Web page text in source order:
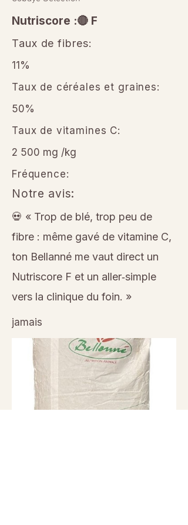
Nutriscore :🔴 F
Taux de fibres:
11%
Taux de céréales et graines:
50%
Taux de vitamines C:
2 500 mg /kg
Fréquence:
Notre avis:
💀 « Trop de blé, trop peu de
fibre : même gavé de vitamine C,
ton Bellanné me vaut direct un
Nutriscore F et un aller‑simple
vers la clinique du foin. »
jamais